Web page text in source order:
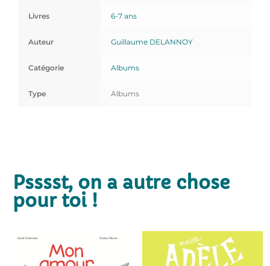
Livres 6-7 ans
Auteur Guillaume DELANNOY
Catégorie Albums
Type Albums
Psssst, on a autre chose
pour toi !